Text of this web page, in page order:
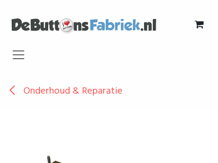
Onderhoud & Reparatie